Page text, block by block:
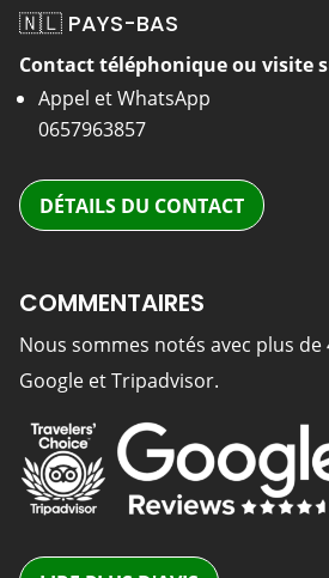
🇳🇱 PAYS-BAS
Contact téléphonique ou visite
Appel et WhatsApp
0657963857
DÉTAILS DU CONTACT
COMMENTAIRES
Nous sommes notés avec plus de
Google et Tripadvisor.